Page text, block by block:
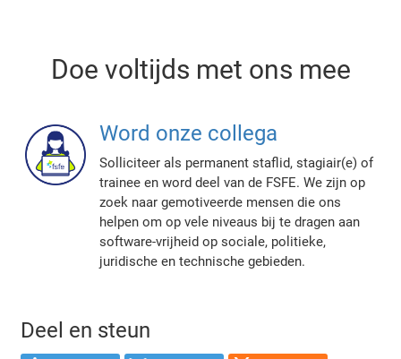
Doe voltijds met ons mee
Word onze collega
Solliciteer als permanent staflid, stagiair(e) of
trainee en word deel van de FSFE. We zijn op
zoek naar gemotiveerde mensen die ons
helpen om op vele niveaus bij te dragen aan
software-vrijheid op sociale, politieke,
juridische en technische gebieden.
Deel en steun